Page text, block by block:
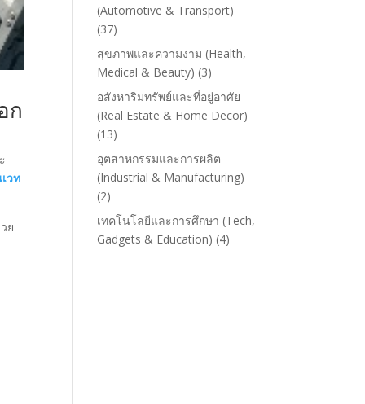
ก
วท
ย
(Automotive & Transport)
(37)
สุขภาพและความงาม (Health,
Medical & Beauty) (3)
อสังหาริมทรัพย์และที่อยู่อาศัย
(Real Estate & Home Decor)
(13)
อุตสาหกรรมและการผลิต
(Industrial & Manufacturing)
(2)
เทคโนโลยีและการศึกษา (Tech,
Gadgets & Education) (4)